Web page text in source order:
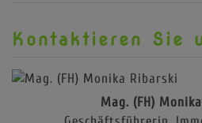
Kontaktieren Sie
Mag. (FH)